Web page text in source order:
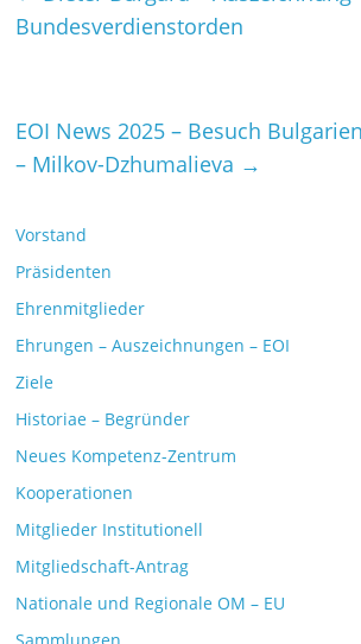
Bundesverdienstorden
EOI News 2025 – Besuch
– Milkov-Dzhumalieva →
Vorstand
Präsidenten
Ehrenmitglieder
Ehrungen – Auszeichnungen – EOI
Ziele
Historiae – Begründer
Neues Kompetenz-Zentrum
Kooperationen
Mitglieder Institutionell
Mitgliedschaft-Antrag
Nationale und Regionale OM – EU